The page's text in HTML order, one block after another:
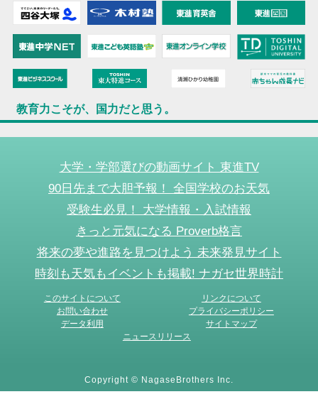
教育力こそが、国力だと思う。
大学・学部選びの動画サイト 東進TV
90日先まで大胆予報！ 全国学校のお天気
受験生必見！ 大学情報・入試情報
きっと元気になる Proverb格言
将来の夢や進路を見つけよう 未来発見サイト
時刻も天気もイベントも掲載! ナガセ世界時計
このサイトについて
リンクについて
お問い合わせ
プライバシーポリシー
データ利用
サイトマップ
ニュースリリース
Copyright © NagaseBrothers Inc.